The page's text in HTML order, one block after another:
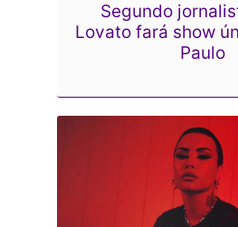
Segundo
Lovato fará show
Paulo